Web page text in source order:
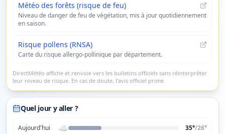
Météo des forêts (risque de feu)
Niveau de danger de feu de végétation, mis à jour quotidiennement
en saison.
Risque pollens (RNSA)
Carte du risque allergo-pollinique par département.
DirectMétéo affiche et renvoie vers les bulletins officiels sans réinterpréter
leur niveau de risque. En cas de doute, l’avis officiel prime.
Quel jour y aller ?
Aujourd'hui ☁️ 35°/26°